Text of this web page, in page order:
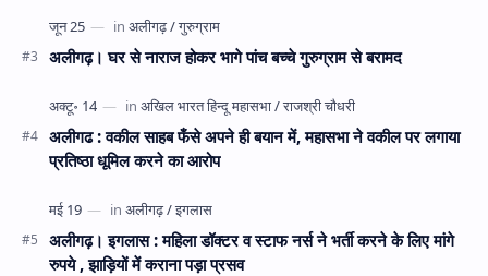
अलीगढ़। घर से नाराज होकर भागे पांच बच्चे गुरुग्राम से बरामद
अलीगढ : वकील साहब फँसे अपने ही बयान में, महासभा ने वकील पर लगाया
प्रतिष्ठा धूमिल करने का आरोप
अलीगढ़। इगलास : महिला डॉक्टर व स्टाफ नर्स ने भर्ती करने के लिए मांगे
रुपये , झाड़ियों में कराना पड़ा प्रसव